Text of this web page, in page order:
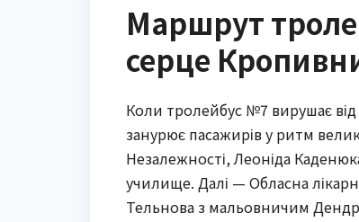
Маршрут
серце
Коли тролейбус №7 вирушає від
занурює пасажирів у ритм
Незалежності, Леоніда
училище. Далі — Обласна
Тельнова з мальовничим